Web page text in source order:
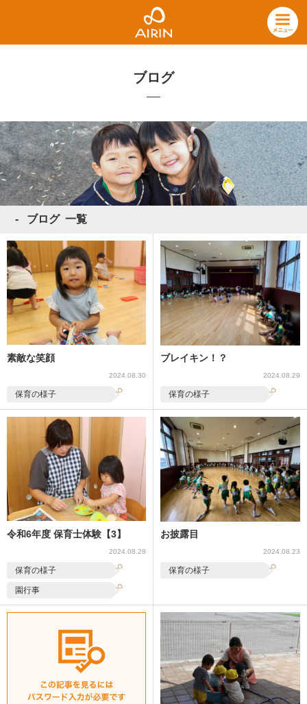
ブログ
ブログ 一覧
素敵な笑顔
2024.08.30
保育の様子
ブレイキン！？
2024.08.29
保育の様子
令和6年度 保育士体験【3】
2024.08.28
保育の様子
園行事
お披露目
2024.08.23
保育の様子